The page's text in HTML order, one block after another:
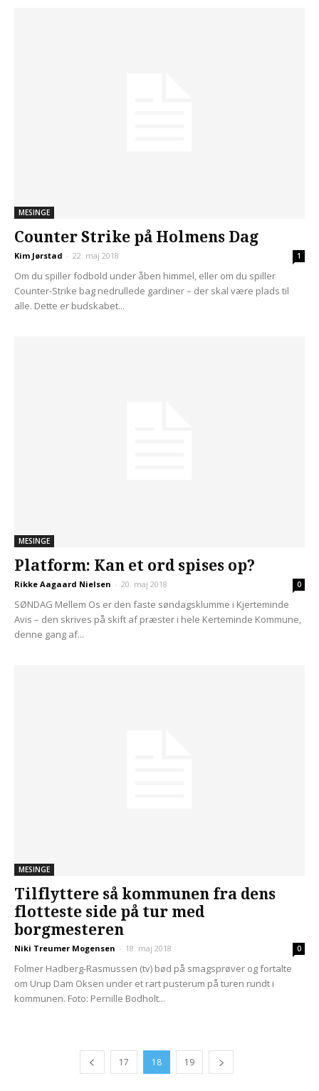
MESINGE
Counter Strike på Holmens Dag
Kim Jørstad - 22. maj 2018 1
Om du spiller fodbold under åben himmel, eller om du spiller
Counter-Strike bag nedrullede gardiner – der skal være plads til
alle. Dette er budskabet...
MESINGE
Platform: Kan et ord spises op?
Rikke Aagaard Nielsen - 20. maj 2018 0
SØNDAG Mellem Os er den faste søndagsklumme i Kjerteminde
Avis – den skrives på skift af præster i hele Kerteminde Kommune,
denne gang af...
MESINGE
Tilflyttere så kommunen fra dens
flotteste side på tur med
borgmesteren
Niki Treumer Mogensen - 18. maj 2018 0
Folmer Hadberg-Rasmussen (tv) bød på smagsprøver og fortalte
om Urup Dam Oksen under et rart pusterum på turen rundt i
kommunen. Foto: Pernille Bodholt...
17 18 19